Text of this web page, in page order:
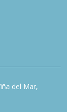
del Mar,